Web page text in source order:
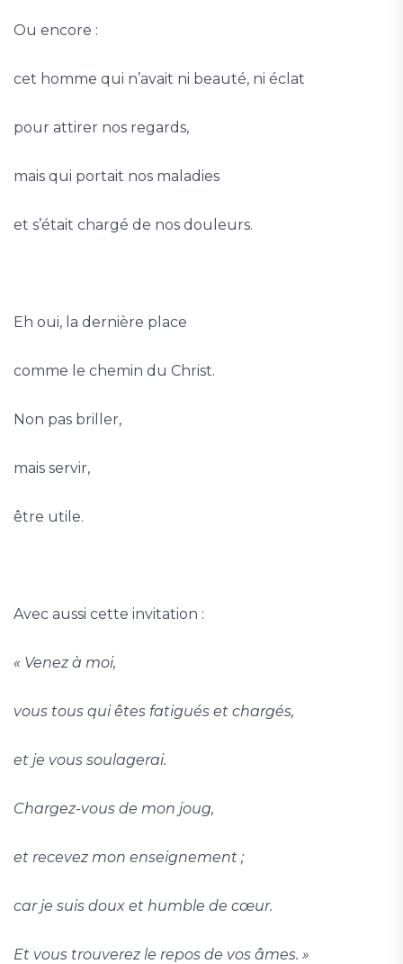
Ou encore :
cet homme qui n’avait ni beauté, ni éclat
pour attirer nos regards,
mais qui portait nos maladies
et s’était chargé de nos douleurs.
Eh oui, la dernière place
comme le chemin du Christ.
Non pas briller,
mais servir,
être utile.
Avec aussi cette invitation :
« Venez à moi,
vous tous qui êtes fatigués et chargés,
et je vous soulagerai.
Chargez-vous de mon joug,
et recevez mon enseignement ;
car je suis doux et humble de cœur.
Et vous trouverez le repos de vos âmes. »